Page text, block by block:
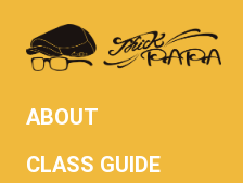
ABOUT
CLASS GUIDE